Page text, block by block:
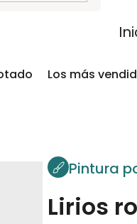
Los más
Pintura
Lirios